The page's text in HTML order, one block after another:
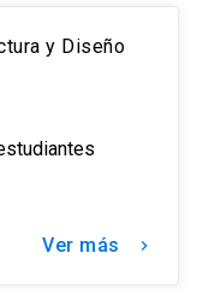
y Diseño
Ver más keyboard_arrow_right